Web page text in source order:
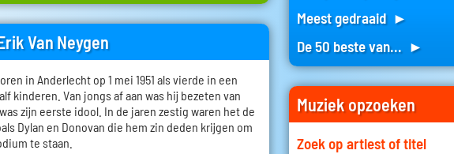
Van Neygen
in Anderlecht op 1 mei 1951 als vierde in een
kinderen. Van jongs af aan was hij bezeten van
zijn eerste idool. In de jaren zestig waren het de
Dylan en Donovan die hem zin deden krijgen om
te staan.
Meest gedraaid ►
De 50 beste van... ►
Muziek opzoeken
Zoek op artiest of titel